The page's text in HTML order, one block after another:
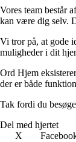
Vores team består
kan være dig selv.
Vi tror på, at gode
muligheder i dit
Ord Hjem
der er både
Tak fordi du
Del med hjertet
X